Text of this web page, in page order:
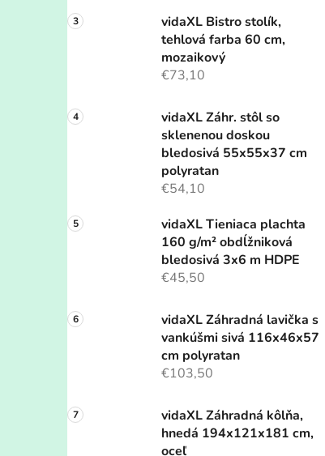
vidaXL Bistro stolík,
tehlová farba 60 cm,
mozaikový
€73,10
vidaXL Záhr. stôl so
sklenenou doskou
bledosivá 55x55x37 cm
polyratan
€54,10
vidaXL Tieniaca plachta
160 g/m² obdĺžniková
bledosivá 3x6 m HDPE
€45,50
vidaXL Záhradná lavička s
vankúšmi sivá 116x46x57
cm polyratan
€103,50
vidaXL Záhradná kôlňa,
hnedá 194x121x181 cm,
oceľ